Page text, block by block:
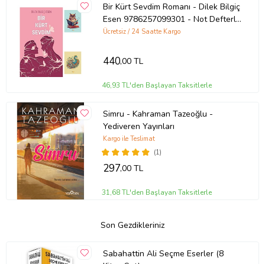
Bir Kürt Sevdim Romanı - Dilek Bilgiç
Esen 9786257099301 - Not Defterli
Seti (Renksiz)
Ücretsiz / 24 Saatte Kargo
440,00 TL
46,93 TL'den Başlayan Taksitlerle
Simru - Kahraman Tazeoğlu -
Yediveren Yayınları
(1)
Kargo ile Teslimat
297,00 TL
31,68 TL'den Başlayan Taksitlerle
Son Gezdikleriniz
Sabahattin Ali Seçme Eserler (8